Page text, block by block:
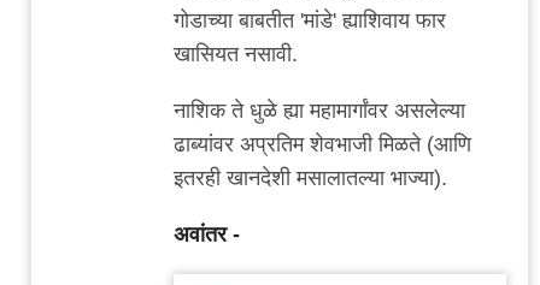
गोडाच्या बाबतीत 'मांडे' ह्याशिवाय फार
खासियत नसावी.
नाशिक ते धुळे ह्या महामार्गांवर असलेल्या
ढाब्यांवर अप्रतिम शेवभाजी मिळते (आणि
इतरही खानदेशी मसालातल्या भाज्या).
अवांतर -